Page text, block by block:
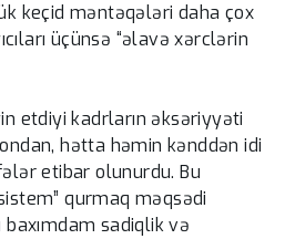
keçid məntəqələri daha çox
üçünsə “əlavə xərclərin
etdiyi kadrların əksəriyyəti
hətta həmin kənddən idi
etibar olunurdu. Bu
qurmaq məqsədi
baxımdam sadiqlik və